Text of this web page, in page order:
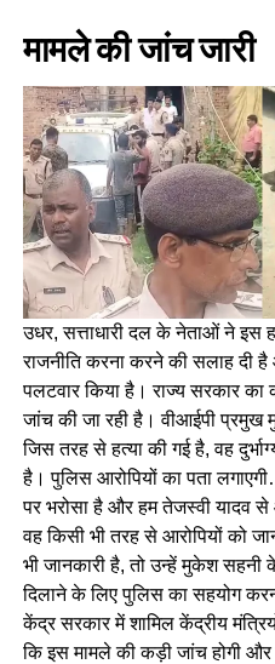
मामले की जांच जारी
उधर, सत्ताधारी दल के नेताओं ने इस
राजनीति करना करने की सलाह दी
पलटवार किया है। राज्य सरकार का
जांच की जा रही है। वीआईपी प्रमुख
जिस तरह से हत्या की गई है, वह
है। पुलिस आरोपियों का पता
पर भरोसा है और हम तेजस्वी यादव
वह किसी भी तरह से आरोपियों को
भी जानकारी है, तो उन्हें मुकेश सहनी
दिलाने के लिए पुलिस का सहयोग
केंद्र सरकार में शामिल केंद्रीय
कि इस मामले की कड़ी जांच होगी और